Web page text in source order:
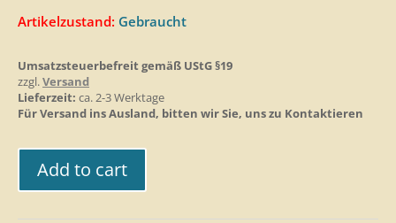
Artikelzustand: Gebraucht
Umsatzsteuerbefreit gemäß UStG §19
zzgl.Versand
Lieferzeit: ca. 2-3 Werktage
Für Versand ins Ausland, bitten wir Sie, uns zu Kontaktieren
Add to cart